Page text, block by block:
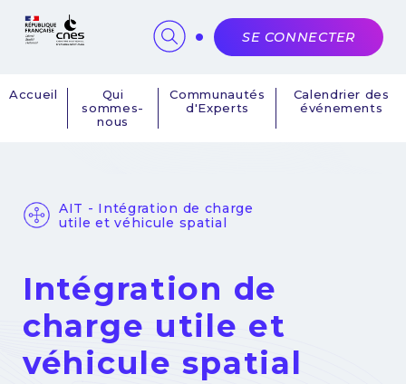
Navigation
Accueil
Qui
sommes-
nous
Communautés
d'Experts
Calendrier des
événements
SE CONNECTER
AIT - Intégration de charge
utile et véhicule spatial
Intégration de
charge utile et
véhicule spatial